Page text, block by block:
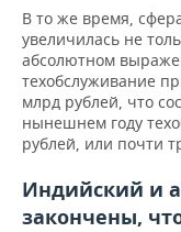
В то же время,
увеличилась не
абсолютном
техобслуживание
млрд рублей, что
нынешнем году
рублей, или почти
Индийский и
закончены,